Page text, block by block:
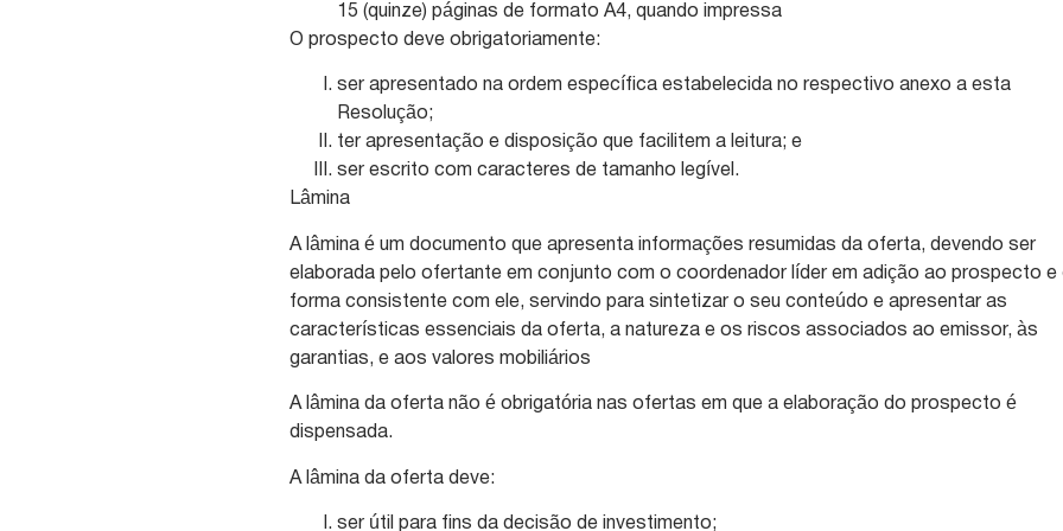
15 (quinze) páginas de formato A4, quando impressa
O prospecto deve obrigatoriamente:
ser apresentado na ordem específica estabelecida no respectivo anexo a esta
Resolução;
ter apresentação e disposição que facilitem a leitura; e
ser escrito com caracteres de tamanho legível.
Lâmina
A lâmina é um documento que apresenta informações resumidas da oferta, devendo ser
elaborada pelo ofertante em conjunto com o coordenador líder em adição ao prospecto e
forma consistente com ele, servindo para sintetizar o seu conteúdo e apresentar as
características essenciais da oferta, a natureza e os riscos associados ao emissor, às
garantias, e aos valores mobiliários
A lâmina da oferta não é obrigatória nas ofertas em que a elaboração do prospecto é
dispensada.
A lâmina da oferta deve:
ser útil para fins da decisão de investimento;